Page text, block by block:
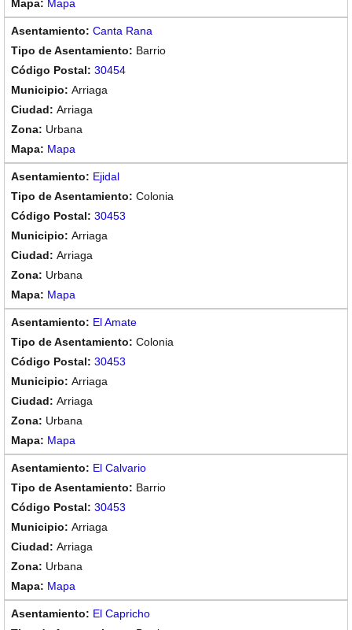
Mapa
Canta Rana
Barrio
30454
Arriaga
Arriaga
Urbana
Mapa
Ejidal
Colonia
30453
Arriaga
Arriaga
Urbana
Mapa
El Amate
Colonia
30453
Arriaga
Arriaga
Urbana
Mapa
El Calvario
Barrio
30453
Arriaga
Arriaga
Urbana
Mapa
El Capricho